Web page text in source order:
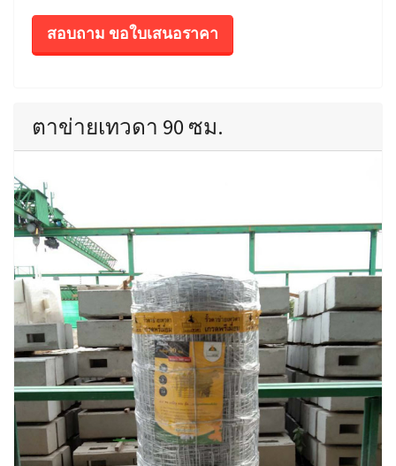
สอบถาม ขอใบเสนอราคา
ตาข่ายเทวดา 90 ซม.